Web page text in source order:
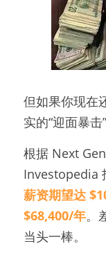
但如果你现在
实的“迎面暴击
根据 Next
Investopedia
薪资期望达
$68,400/年。
当头一棒。